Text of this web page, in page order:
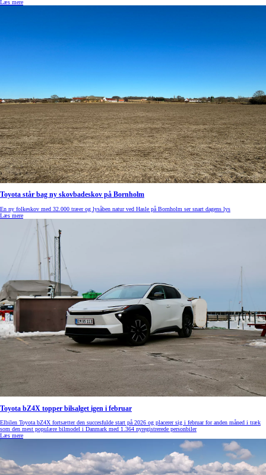
Læs mere
Toyota står bag ny skovbadeskov på Bornholm
En ny folkeskov med 32.000 træer og lysåben natur ved Hasle på Bornholm ser snart dagens lys
Læs mere
Toyota bZ4X topper bilsalget igen i februar
Elbilen Toyota bZ4X fortsætter den succesfulde start på 2026 og placerer sig i februar for anden måned i træk
som den mest populære bilmodel i Danmark med 1.364 nyregistrerede personbiler
Læs mere